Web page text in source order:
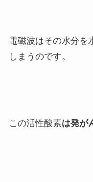
電磁波はその水分を
しまうのです。
この活性酸素は発が